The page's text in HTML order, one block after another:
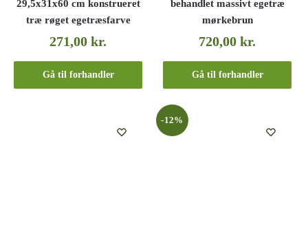
29,5x31x60 cm konstrueret
træ røget egetræsfarve
271,00kr.
Gå til forhandler
behandlet massivt egetræ
mørkebrun
720,00kr.
Gå til forhandler
-12%